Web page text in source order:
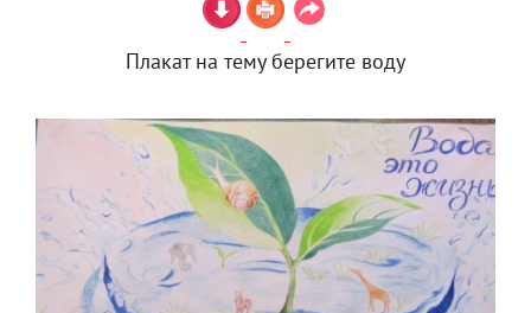
Плакат на тему берегите воду